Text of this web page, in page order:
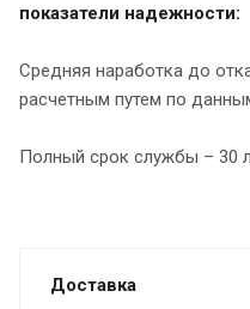
показатели надежности:
Средняя наработка до
расчетным путем по
Полный срок службы – 30
Доставка